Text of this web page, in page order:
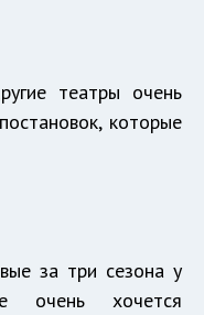
театры очень
которые
за три сезона у
очень хочется